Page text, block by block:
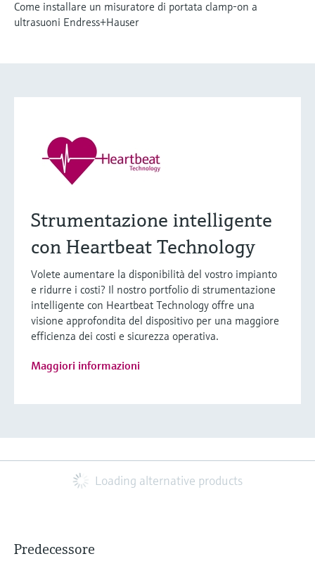
Come installare un misuratore di portata clamp-on a
ultrasuoni Endress+Hauser
Strumentazione intelligente
con Heartbeat Technology
Volete aumentare la disponibilità del vostro impianto
e ridurre i costi? Il nostro portfolio di strumentazione
intelligente con Heartbeat Technology offre una
visione approfondita del dispositivo per una maggiore
efficienza dei costi e sicurezza operativa.
Maggiori informazioni
Loading alternative products
Predecessore